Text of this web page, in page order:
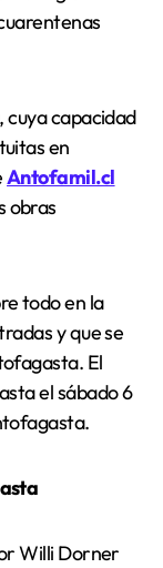
cuya capacidad
en
Antofamil.cl
obras
todo en la
y que se
El
el sábado 6
Willi Dorner